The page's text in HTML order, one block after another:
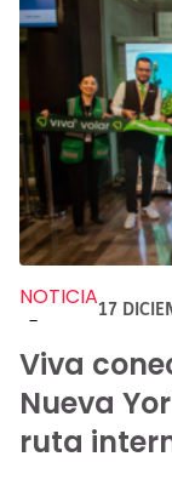
NOTICIA
-
17
Viva
Nueva
ruta